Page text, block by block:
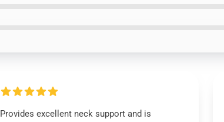
Provides excellent neck support and is